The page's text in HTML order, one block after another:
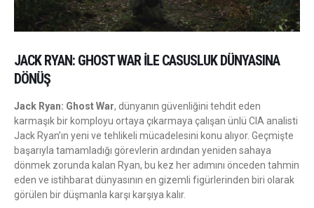
JACK RYAN: GHOST WAR ILE CASUSLUK DÜNYASINA
DÖNÜŞ
Jack Ryan: Ghost War, dünyanın güvenliğini tehdit eden
karmaşık bir komployu ortaya çıkarmaya çalışan ünlü CIA analisti
Jack Ryan’ın yeni ve tehlikeli mücadelesini konu alıyor. Geçmişte
başarıyla tamamladığı görevlerin ardından yeniden sahaya
dönmek zorunda kalan Ryan, bu kez her adımını önceden tahmin
eden ve istihbarat dünyasının en gizemli figürlerinden biri olarak
görülen bir düşmanla karşı karşıya kalır.